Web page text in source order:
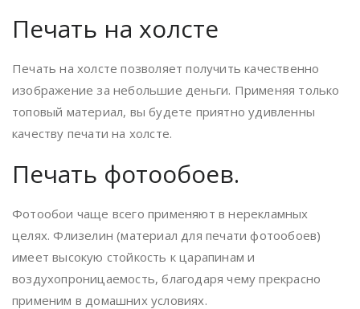
Печать на холсте
Печать на холсте позволяет получить качественно
изображение за небольшие деньги. Применяя только
топовый материал, вы будете приятно удивленны
качеству печати на холсте.
Печать фотообоев.
Фотообои чаще всего применяют в нерекламных
целях. Флизелин (материал для печати фотообоев)
имеет высокую стойкость к царапинам и
воздухопроницаемость, благодаря чему прекрасно
применим в домашних условиях.